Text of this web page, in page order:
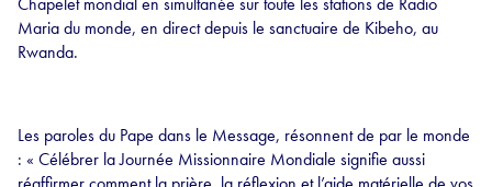
Maria du monde, en direct depuis le sanctuaire de Kibeho, au
Rwanda.
Les paroles du Pape dans le Message, résonnent de par le monde
: « Célébrer la Journée Missionnaire Mondiale signifie aussi